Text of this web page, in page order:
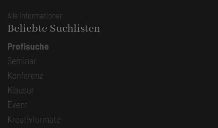
Alle Informationen
Beliebte Suchlisten
Profisuche
Seminar
Konferenz
Klausur
Event
Kreativformate